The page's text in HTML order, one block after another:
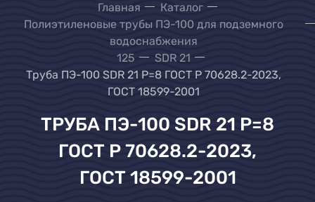
Главная
Каталог
Полиэтиленовые трубы ПЭ-100 для подземного
водоснабжения
125
SDR 21
Труба ПЭ-100 SDR 21 Р=8 ГОСТ Р 70628.2-2023,
ГОСТ 18599-2001
ТРУБА ПЭ-100 SDR 21 Р=8
ГОСТ Р 70628.2-2023,
ГОСТ 18599-2001